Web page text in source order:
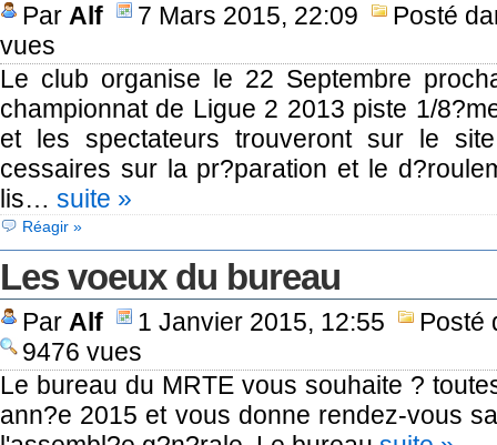
Par Alf 7 Mars 2015, 22:09
Posté
vues
Le club organise le 22 Septembre
championnat de Ligue 2 2013 piste 1/
et les spectateurs trouveront sur le
cessaires sur la pr?paration et le
lis… suite »
Réagir »
Les voeux du bureau
Par Alf 1 Janvier 2015, 12:55
Posté
9476 vues
Le bureau du MRTE vous souhaite ?
ann?e 2015 et vous donne rendez-vous